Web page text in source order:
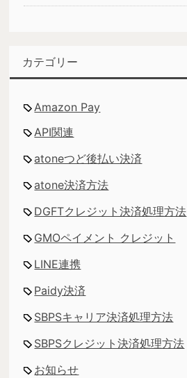
カテゴリー
Amazon Pay
API関連
atoneつど後払い決済
atone決済方法
DGFTクレジット決済処理方法
GMOペイメント クレジット
LINE連携
Paidy決済
SBPSキャリア決済処理方法
SBPSクレジット決済処理方法
お知らせ